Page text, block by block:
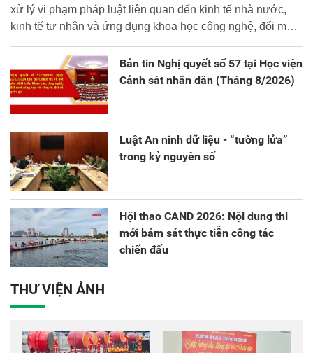
xử lý vi phạm pháp luật liên quan đến kinh tế nhà nước,
kinh tế tư nhân và ứng dụng khoa học công nghệ, đổi mới
Bản tin Nghị quyết số 57 tại Học viện
Cảnh sát nhân dân (Tháng 8/2026)
Luật An ninh dữ liệu - “tường lửa”
trong kỷ nguyên số
Hội thao CAND 2026: Nội dung thi
mới bám sát thực tiễn công tác
chiến đấu
THƯ VIỆN ẢNH